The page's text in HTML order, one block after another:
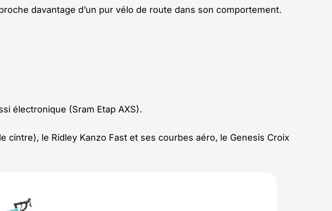
davantage d’un pur vélo de route dans son comportement.
électronique (Sram Etap AXS).
cintre), le Ridley Kanzo Fast et ses courbes aéro, le Genesis Croix